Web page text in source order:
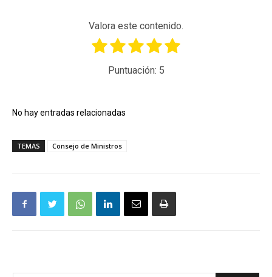
Valora este contenido.
Puntuación: 5
No hay entradas relacionadas
TEMAS Consejo de Ministros